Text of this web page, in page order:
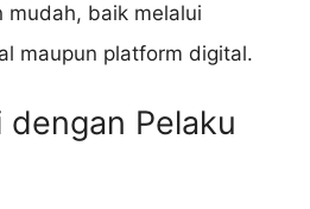
mudah, baik melalui
maupun platform digital.
dengan Pelaku